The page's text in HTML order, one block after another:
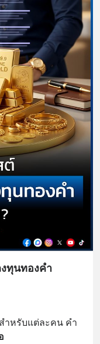
งทุนทองคำ
ำหรับแต่ละคน คำ